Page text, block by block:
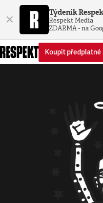
× Týdeník
Respekt Media
ZDARMA - na
Koupit předplatné